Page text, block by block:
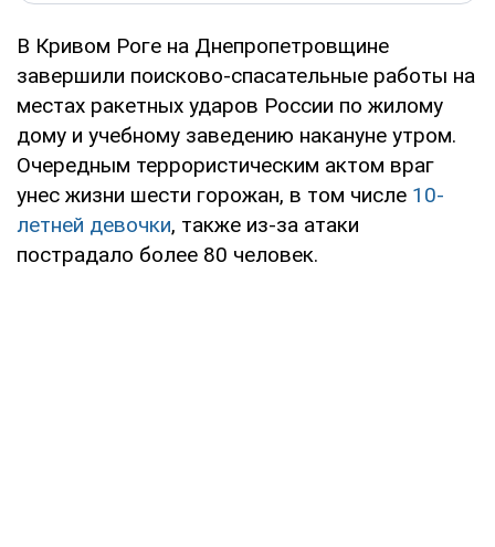
В Кривом Роге на Днепропетровщине
завершили поисково-спасательные работы на
местах ракетных ударов России по жилому
дому и учебному заведению накануне утром.
Очередным террористическим актом враг
унес жизни шести горожан, в том числе 10-
летней девочки, также из-за атаки
пострадало более 80 человек.